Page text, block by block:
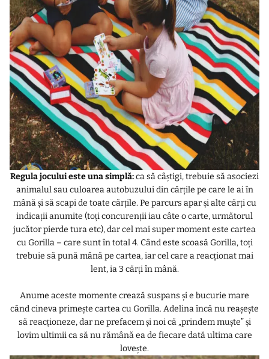
Regula jocului este una simplă:ca să câștigi, trebuie să asociezi
animalul sau culoarea autobuzului din cărțile pe care le ai în
mână și să scapi de toate cărțile. Pe parcurs apar și alte cărți cu
indicații anumite (toți concurenții iau câte o carte, următorul
jucător pierde tura etc), dar cel mai super moment este cartea
cu Gorilla – care sunt în total 4. Când este scoasă Gorilla, toți
trebuie să pună mână pe cartea, iar cel care a reacționat mai
lent, ia 3 cărți în mână.
Anume aceste momente crează suspans și e bucurie mare
când cineva primește cartea cu Gorilla. Adelina încă nu reașește
să reacționeze, dar ne prefacem și noi că „prindem muște” și
lovim ultimii ca să nu rămână ea de fiecare dată ultima care
lovește.